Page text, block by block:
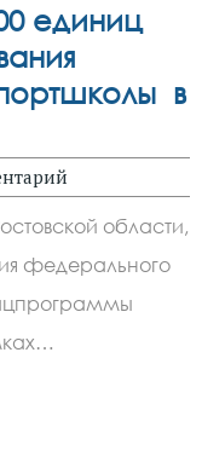
единиц
в
области,
федерального